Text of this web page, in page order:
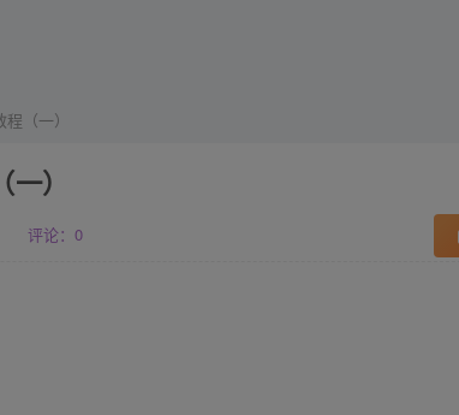
（一）
）
评论：0